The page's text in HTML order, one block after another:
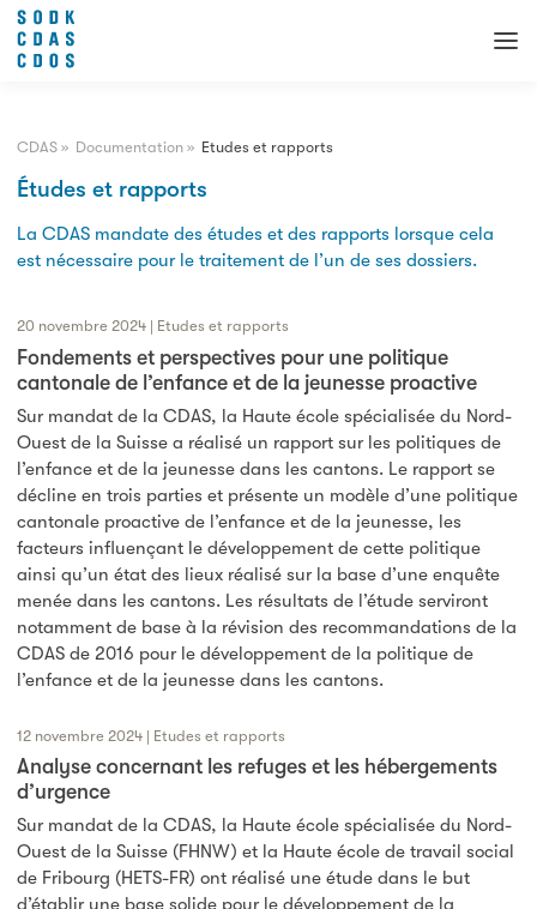
CDAS » Documentation » Etudes et rapports
Études et rapports
La CDAS mandate des études et des rapports lorsque cela
est nécessaire pour le traitement de l’un de ses dossiers.
20 novembre 2024 | Etudes et rapports
Fondements et perspectives pour une politique
cantonale de l’enfance et de la jeunesse proactive
Sur mandat de la CDAS, la Haute école spécialisée du Nord-
Ouest de la Suisse a réalisé un rapport sur les politiques de
l’enfance et de la jeunesse dans les cantons. Le rapport se
décline en trois parties et présente un modèle d’une politique
cantonale proactive de l’enfance et de la jeunesse, les
facteurs influençant le développement de cette politique
ainsi qu’un état des lieux réalisé sur la base d’une enquête
menée dans les cantons. Les résultats de l’étude serviront
notamment de base à la révision des recommandations de la
CDAS de 2016 pour le développement de la politique de
l’enfance et de la jeunesse dans les cantons.
12 novembre 2024 | Etudes et rapports
Analyse concernant les refuges et les hébergements
d’urgence
Sur mandat de la CDAS, la Haute école spécialisée du Nord-
Ouest de la Suisse (FHNW) et la Haute école de travail social
de Fribourg (HETS-FR) ont réalisé une étude dans le but
d’établir une base solide pour le développement de la